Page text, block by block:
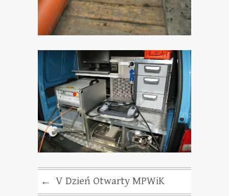
← V Dzień Otwarty MPWiK